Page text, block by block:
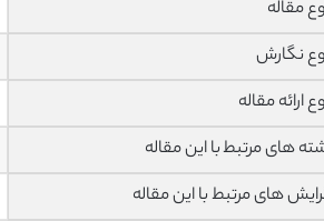
مقاله
نگارش
ارائه مقاله
های مرتبط با این مقاله
های مرتبط با این مقاله